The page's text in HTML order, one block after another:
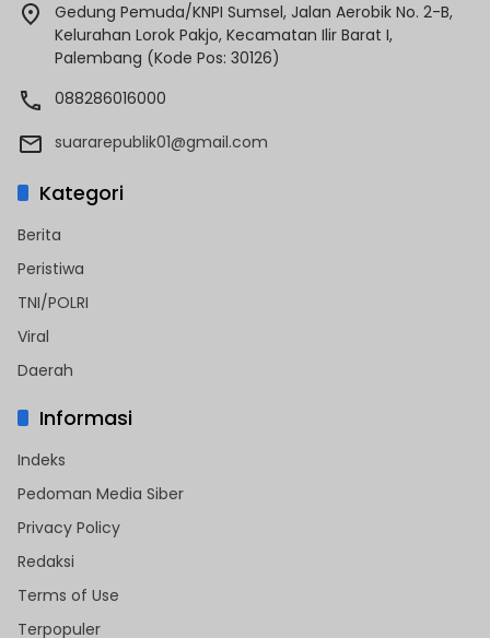
Gedung Pemuda/KNPI Sumsel, Jalan Aerobik No. 2-B,
Kelurahan Lorok Pakjo, Kecamatan Ilir Barat I,
Palembang (Kode Pos: 30126)
088286016000
suararepublik01@gmail.com
Kategori
Berita
Peristiwa
TNI/POLRI
Viral
Daerah
Informasi
Indeks
Pedoman Media Siber
Privacy Policy
Redaksi
Terms of Use
Terpopuler